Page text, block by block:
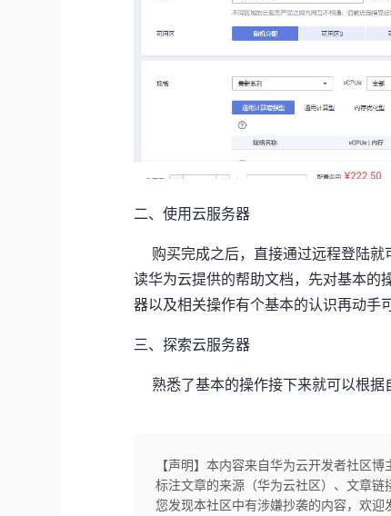
二、使用云服务器
购买完成之后，直接通过远程登陆就
读华为云提供的帮助文档，先对基本的
器以及相关操作有个基本的认识再动手
三、探索云服务器
熟悉了基本的操作接下来就可以根据
【声明】本内容来自华为云开发者社区
标注文章的来源（华为云社区）、文章
您发现本社区中有涉嫌抄袭的内容，欢